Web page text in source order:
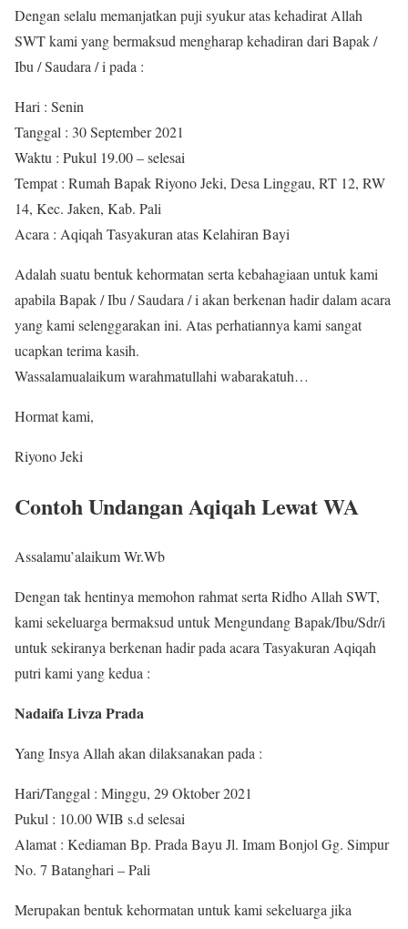
Dengan selalu memanjatkan puji syukur atas kehadirat Allah
SWT kami yang bermaksud mengharap kehadiran dari Bapak /
Ibu / Saudara / i pada :
Hari : Senin
Tanggal : 30 September 2021
Waktu : Pukul 19.00 – selesai
Tempat : Rumah Bapak Riyono Jeki, Desa Linggau, RT 12, RW
14, Kec. Jaken, Kab. Pali
Acara : Aqiqah Tasyakuran atas Kelahiran Bayi
Adalah suatu bentuk kehormatan serta kebahagiaan untuk kami
apabila Bapak / Ibu / Saudara / i akan berkenan hadir dalam acara
yang kami selenggarakan ini. Atas perhatiannya kami sangat
ucapkan terima kasih.
Wassalamualaikum warahmatullahi wabarakatuh…
Hormat kami,
Riyono Jeki
Contoh Undangan Aqiqah Lewat WA
Assalamu’alaikum Wr.Wb
Dengan tak hentinya memohon rahmat serta Ridho Allah SWT,
kami sekeluarga bermaksud untuk Mengundang Bapak/Ibu/Sdr/i
untuk sekiranya berkenan hadir pada acara Tasyakuran Aqiqah
putri kami yang kedua :
Nadaifa Livza Prada
Yang Insya Allah akan dilaksanakan pada :
Hari/Tanggal : Minggu, 29 Oktober 2021
Pukul : 10.00 WIB s.d selesai
Alamat : Kediaman Bp. Prada Bayu Jl. Imam Bonjol Gg. Simpur
No. 7 Batanghari – Pali
Merupakan bentuk kehormatan untuk kami sekeluarga jika